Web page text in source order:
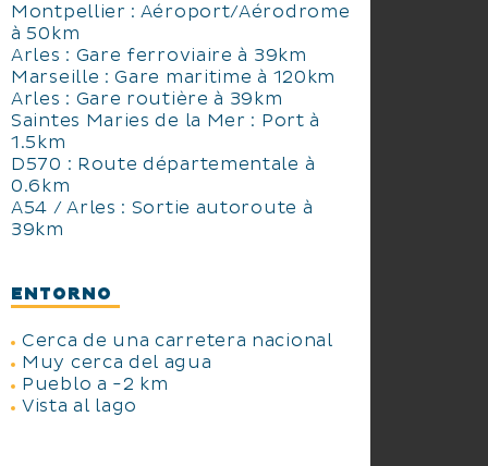
Montpellier : Aéroport/Aérodrome
à 50km
Arles : Gare ferroviaire à 39km
Marseille : Gare maritime à 120km
Arles : Gare routière à 39km
Saintes Maries de la Mer : Port à
1.5km
D570 : Route départementale à
0.6km
A54 / Arles : Sortie autoroute à
39km
ENTORNO
Cerca de una carretera nacional
Muy cerca del agua
Pueblo a -2 km
Vista al lago